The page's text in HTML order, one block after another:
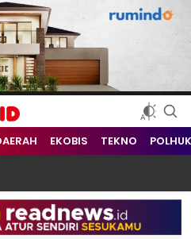
Hari ini dari Indonesia dan Dunia
EKOBIS TEKNO